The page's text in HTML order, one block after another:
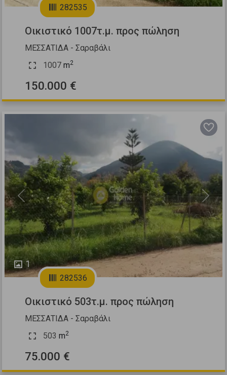
282535
Οικιστικό 1007τ.μ. προς πώληση
ΜΕΣΣΑΤΙΔΑ - Σαραβάλι
1007 m2
150.000 €
1
Previous Next
282536
Οικιστικό 503τ.μ. προς πώληση
ΜΕΣΣΑΤΙΔΑ - Σαραβάλι
503 m2
75.000 €